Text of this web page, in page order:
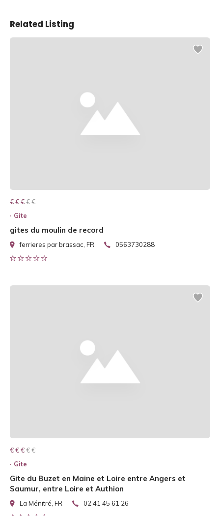
Related Listing
€ € € € €
€ € €
Gite
gites du moulin de record
ferrieres par brassac, FR 0563730288
€ € € € €
€ € €
Gite
Gite du Buzet en Maine et Loire entre Angers et
Saumur, entre Loire et Authion
La Ménitré, FR 02 41 45 61 26